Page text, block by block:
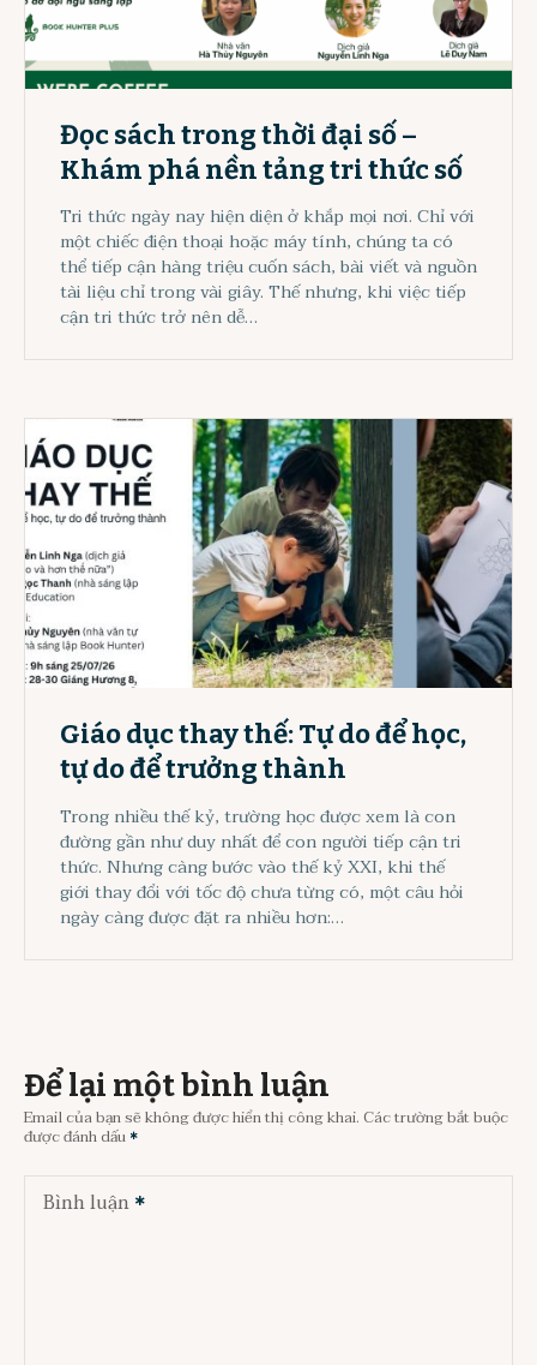
Đọc sách trong thời đại số –
Khám phá nền tảng tri thức số
Tri thức ngày nay hiện diện ở khắp mọi nơi. Chỉ với
một chiếc điện thoại hoặc máy tính, chúng ta có
thể tiếp cận hàng triệu cuốn sách, bài viết và nguồn
tài liệu chỉ trong vài giây. Thế nhưng, khi việc tiếp
cận tri thức trở nên dễ…
Giáo dục thay thế: Tự do để học,
tự do để trưởng thành
Trong nhiều thế kỷ, trường học được xem là con
đường gần như duy nhất để con người tiếp cận tri
thức. Nhưng càng bước vào thế kỷ XXI, khi thế
giới thay đổi với tốc độ chưa từng có, một câu hỏi
ngày càng được đặt ra nhiều hơn:…
Để lại một bình luận
Email của bạn sẽ không được hiển thị công khai.Các trường bắt buộc
được đánh dấu
Bình luận